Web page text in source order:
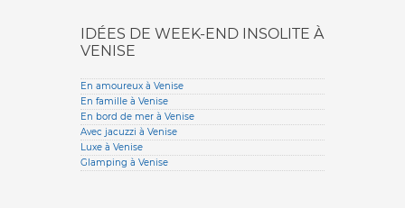
IDÉES DE WEEK-END INSOLITE À
VENISE
En amoureux à Venise
En famille à Venise
En bord de mer à Venise
Avec jacuzzi à Venise
Luxe à Venise
Glamping à Venise